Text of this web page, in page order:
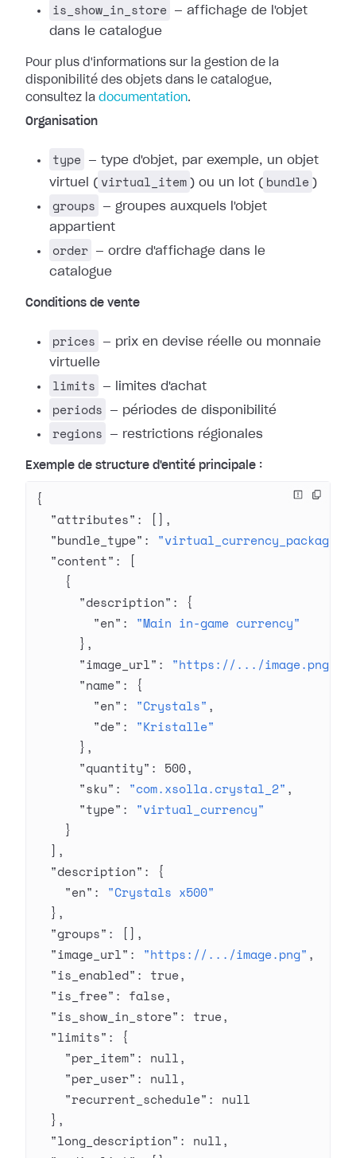
is_show_in_store
— affichage de l'objet
dans le catalogue
Pour plus d'informations sur la gestion de la
disponibilité des objets dans le catalogue,
consultez la documentation.
Organisation
type
— type d'objet, par exemple, un objet
virtuel ( virtual_item ) ou un lot ( bundle )
groups
— groupes auxquels l'objet
appartient
order
— ordre d'affichage dans le
catalogue
Conditions de vente
prices
— prix en devise réelle ou monnaie
virtuelle
limits — limites d'achat
periods — périodes de disponibilité
regions — restrictions régionales
Exemple de structure d'entité principale :
{
  "attributes"
: [],
  "bundle_type"
: "virtual_currency_package"
  "content"
: [
    {
      "description"
: {
        "en"
: "Main in-game currency"
      },
      "image_url"
: "https://.../image.png"
      "name"
: {
        "en"
: "Crystals" ,
        "de"
: "Kristalle"
      },
      "quantity"
: 500,
      "sku"
: "com.xsolla.crystal_2" ,
      "type"
: "virtual_currency"
    }
  ],
  "description"
: {
    "en"
: "Crystals x500"
  },
  "groups"
: [],
  "image_url"
: "https://.../image.png" ,
  "is_enabled"
: true,
  "is_free"
: false,
  "is_show_in_store"
: true,
  "limits"
: {
    "per_item"
: null,
    "per_user"
: null,
    "recurrent_schedule"
: null
  },
  "long_description"
: null,